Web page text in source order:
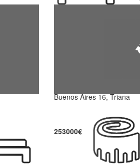
Buenos Aires 16, Triana
253000€